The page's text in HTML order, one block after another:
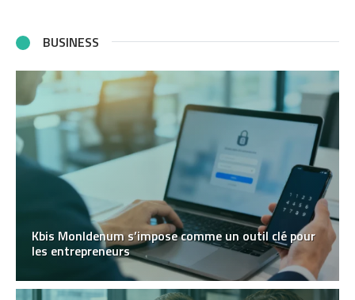
BUSINESS
Kbis MonIdenum s’impose comme un outil clé pour
les entrepreneurs